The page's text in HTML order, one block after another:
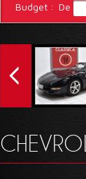
Budget : De